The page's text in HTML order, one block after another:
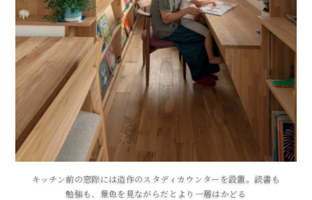
キッチン前の窓際には造作のスタディカウンターを設置。読書も
勉強も、景色を見ながらだとより一層はかどる